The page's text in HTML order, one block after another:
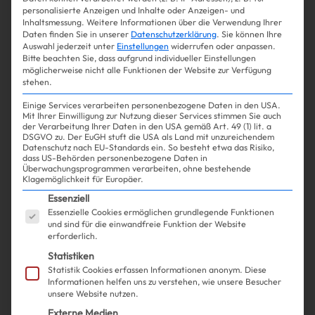
Omg! DAS ist Taylor Swifts
Lieblingsserie
Mehr lesen
personalisierte Anzeigen und Inhalte oder Anzeigen- und
Inhaltsmessung. Weitere Informationen über die Verwendung Ihrer
Daten finden Sie in unserer Datenschutzerklärung. Sie können Ihre
Auswahl jederzeit unter Einstellungen widerrufen oder anpassen.
Bitte beachten Sie, dass aufgrund individueller Einstellungen
möglicherweise nicht alle Funktionen der Website zur Verfügung
stehen.
Einige Services verarbeiten personenbezogene Daten in den USA.
Mit Ihrer Einwilligung zur Nutzung dieser Services stimmen Sie auch
der Verarbeitung Ihrer Daten in den USA gemäß Art. 49 (1) lit. a
DSGVO zu. Der EuGH stuft die USA als Land mit unzureichendem
Datenschutz nach EU-Standards ein. So besteht etwa das Risiko,
dass US-Behörden personenbezogene Daten in
Überwachungsprogrammen verarbeiten, ohne bestehende
Klagemöglichkeit für Europäer.
Es folgt eine Liste der Service-Gruppen, für die
Essenziell
Essenzielle Cookies ermöglichen grundlegende Funktionen
und sind für die einwandfreie Funktion der Website
erforderlich.
Statistiken
Statistik Cookies erfassen Informationen anonym. Diese
Informationen helfen uns zu verstehen, wie unsere Besucher
unsere Website nutzen.